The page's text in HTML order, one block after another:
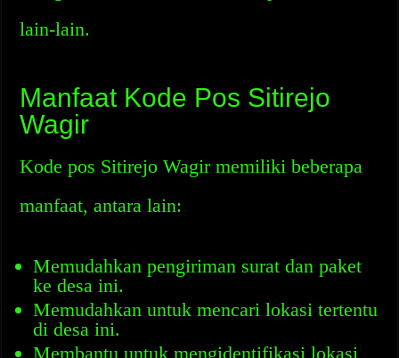
lain-lain.
Manfaat Kode Pos Sitirejo
Wagir
Kode pos Sitirejo Wagir memiliki beberapa
manfaat, antara lain:
Memudahkan pengiriman surat dan paket
ke desa ini.
Memudahkan untuk mencari lokasi tertentu
di desa ini.
Membantu untuk mengidentifikasi lokasi